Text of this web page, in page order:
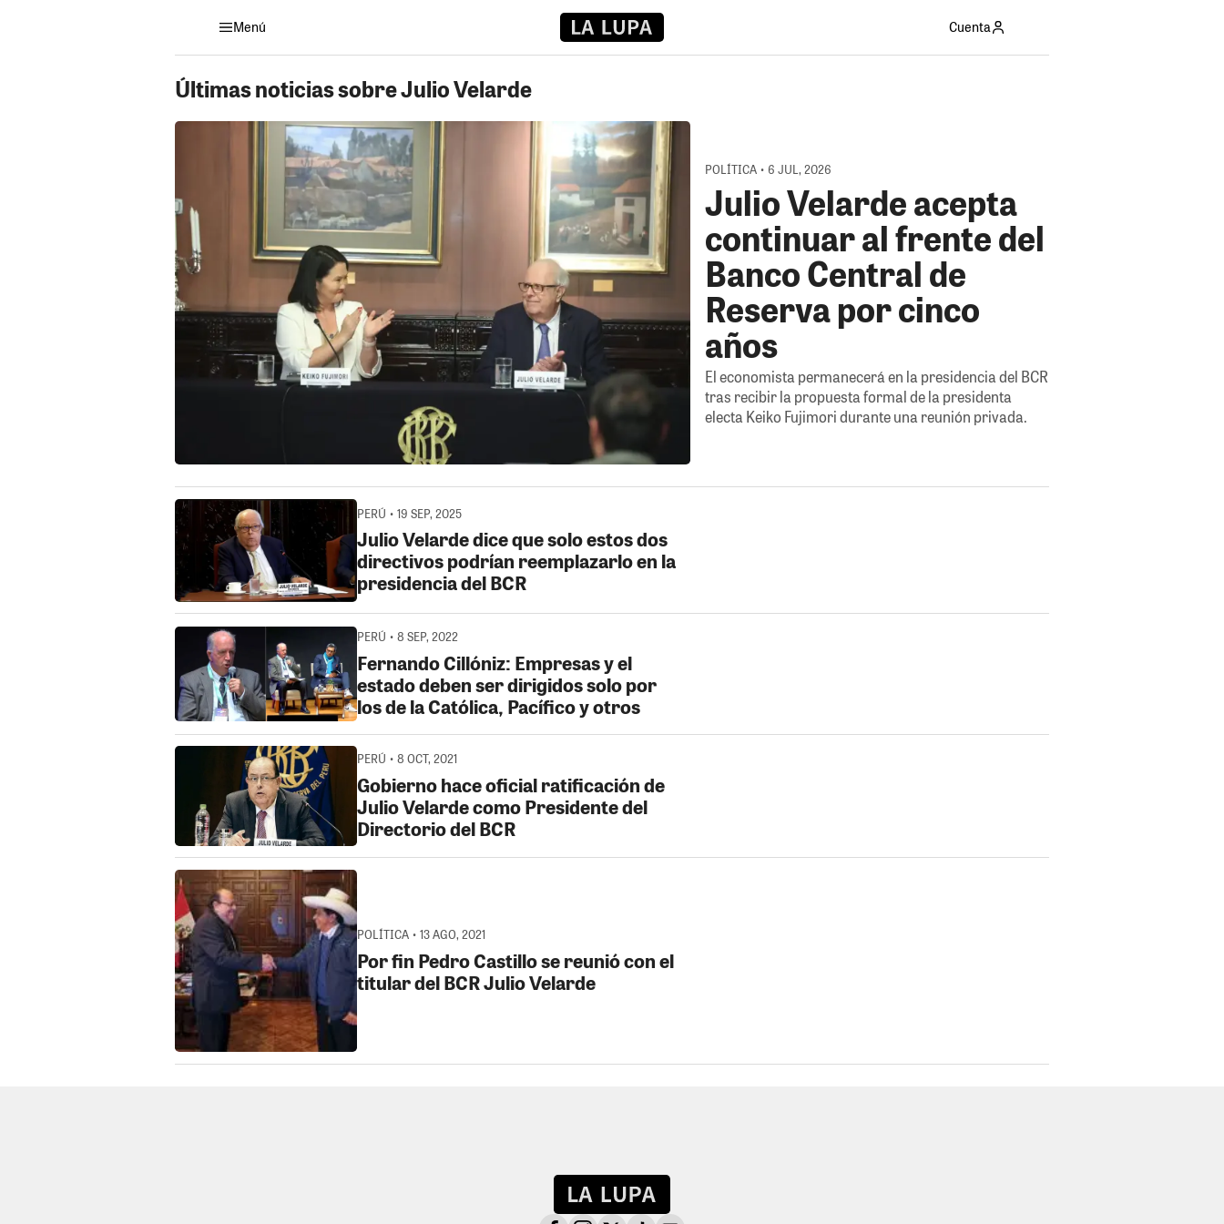
Menú Cuenta
Últimas noticias sobre Julio Velarde
POLÍTICA • 6 JUL, 2026
Julio Velarde acepta
continuar al frente del
Banco Central de
Reserva por cinco
años
El economista permanecerá en la presidencia del BCR
tras recibir la propuesta formal de la presidenta
electa Keiko Fujimori durante una reunión privada.
PERÚ • 19 SEP, 2025
Julio Velarde dice que solo estos dos
directivos podrían reemplazarlo en la
presidencia del BCR
PERÚ • 8 SEP, 2022
Fernando Cillóniz: Empresas y el
estado deben ser dirigidos solo por
los de la Católica, Pacífico y otros
PERÚ • 8 OCT, 2021
Gobierno hace oficial ratificación de
Julio Velarde como Presidente del
Directorio del BCR
POLÍTICA • 13 AGO, 2021
Por fin Pedro Castillo se reunió con el
titular del BCR Julio Velarde